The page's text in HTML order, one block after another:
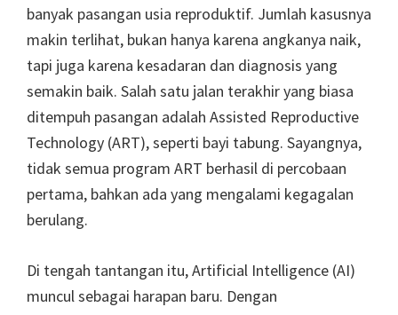
banyak pasangan usia reproduktif. Jumlah kasusnya
makin terlihat, bukan hanya karena angkanya naik,
tapi juga karena kesadaran dan diagnosis yang
semakin baik. Salah satu jalan terakhir yang biasa
ditempuh pasangan adalah Assisted Reproductive
Technology (ART), seperti bayi tabung. Sayangnya,
tidak semua program ART berhasil di percobaan
pertama, bahkan ada yang mengalami kegagalan
berulang.
Di tengah tantangan itu, Artificial Intelligence (AI)
muncul sebagai harapan baru. Dengan